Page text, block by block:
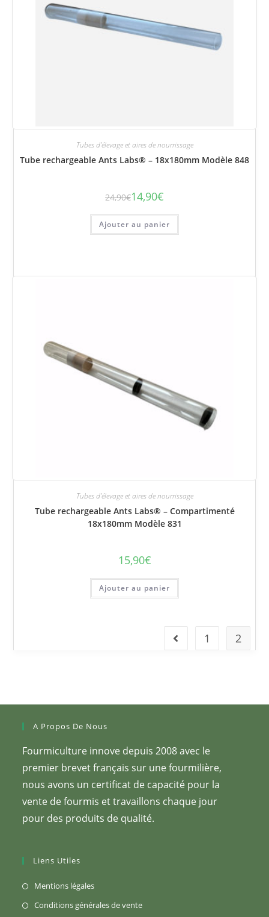
Tubes d'élevage et aires de nourrissage
Tube rechargeable Ants Labs® – 18x180mm Modèle 848
24,90€ Le
initial
était :
24,90€.
14,90€
Le
actuel
est :
14,90€.
Ajouter au panier
Tubes d'élevage et aires de nourrissage
Tube rechargeable Ants Labs® – Compartimenté
18x180mm Modèle 831
15,90€
Ajouter au panier
1 2
A Propos De Nous
Fourmiculture innove depuis 2008 avec le
premier brevet français sur une fourmilière,
nous avons un certificat de capacité pour la
vente de fourmis et travaillons chaque jour
pour des produits de qualité.
Liens Utiles
Mentions légalesS’ouvre
Conditions générales de venteS’ouvre